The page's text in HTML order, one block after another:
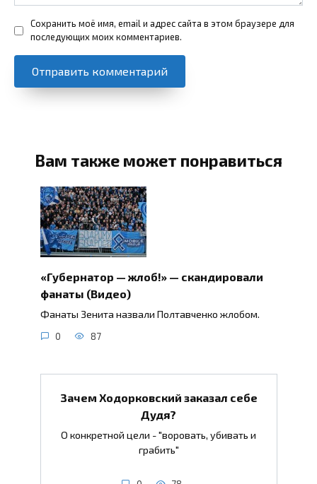
Сохранить моё имя, email и адрес сайта в этом браузере для
последующих моих комментариев.
Вам также может понравиться
«Губернатор — жлоб!» — скандировали
фанаты (Видео)
Фанаты Зенита назвали Полтавченко жлобом.
0 87
Зачем Ходорковский заказал себе
Дудя?
О конкретной цели - "воровать, убивать и
грабить"